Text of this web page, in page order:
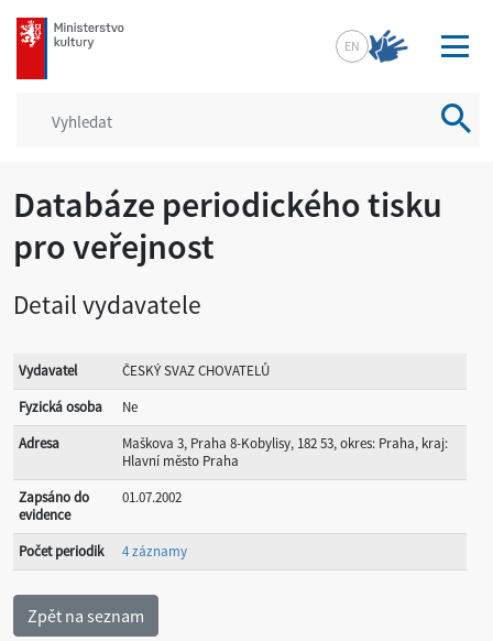
mkcr.cz
EN
Databáze periodického tisku
pro veřejnost
Detail vydavatele
Vydavatel
ČESKÝ SVAZ CHOVATELŮ
Fyzická osoba
Ne
Adresa
Maškova 3, Praha 8-Kobylisy, 182 53, okres: Praha, kraj:
Hlavní město Praha
Zapsáno do
evidence
01.07.2002
Počet periodik 4 záznamy